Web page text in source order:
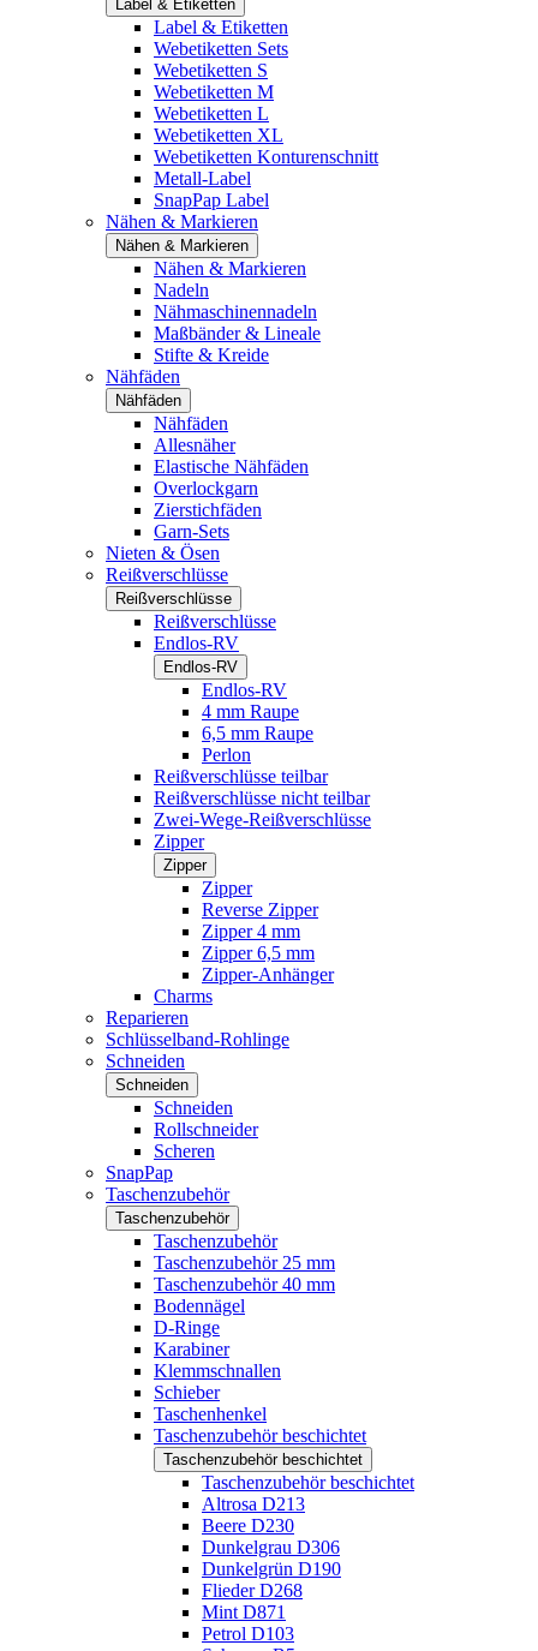
Label & Etiketten
Label & Etiketten
Webetiketten Sets
Webetiketten S
Webetiketten M
Webetiketten L
Webetiketten XL
Webetiketten Konturenschnitt
Metall-Label
SnapPap Label
Nähen & Markieren
Nähen & Markieren
Nähen & Markieren
Nadeln
Nähmaschinennadeln
Maßbänder & Lineale
Stifte & Kreide
Nähfäden
Nähfäden
Nähfäden
Allesnäher
Elastische Nähfäden
Overlockgarn
Zierstichfäden
Garn-Sets
Nieten & Ösen
Reißverschlüsse
Reißverschlüsse
Reißverschlüsse
Endlos-RV
Endlos-RV
Endlos-RV
4 mm Raupe
6,5 mm Raupe
Perlon
Reißverschlüsse teilbar
Reißverschlüsse nicht teilbar
Zwei-Wege-Reißverschlüsse
Zipper
Zipper
Zipper
Reverse Zipper
Zipper 4 mm
Zipper 6,5 mm
Zipper-Anhänger
Charms
Reparieren
Schlüsselband-Rohlinge
Schneiden
Schneiden
Schneiden
Rollschneider
Scheren
SnapPap
Taschenzubehör
Taschenzubehör
Taschenzubehör
Taschenzubehör 25 mm
Taschenzubehör 40 mm
Bodennägel
D-Ringe
Karabiner
Klemmschnallen
Schieber
Taschenhenkel
Taschenzubehör beschichtet
Taschenzubehör beschichtet
Taschenzubehör beschichtet
Altrosa D213
Beere D230
Dunkelgrau D306
Dunkelgrün D190
Flieder D268
Mint D871
Petrol D103